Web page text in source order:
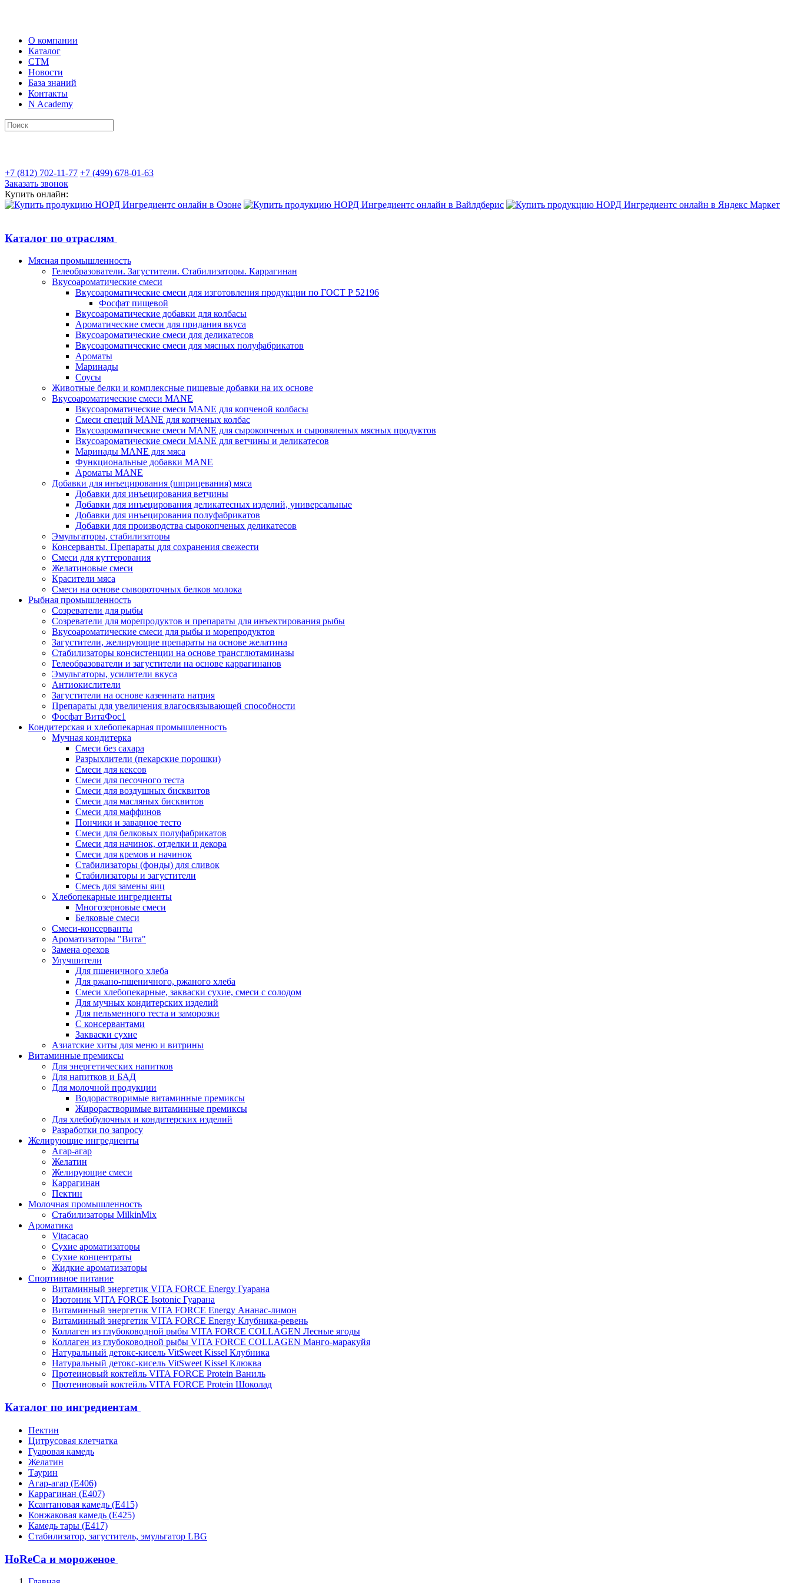
О компании
Каталог
СТМ
Новости
База знаний
Контакты
N Academy
+7 (812) 702-11-77 +7 (499) 678-01-63
Заказать звонок
Купить онлайн:
Каталог по отраслям
Мясная промышленность
Гелеобразователи. Загустители. Стабилизаторы. Каррагинан
Вкусоароматические смеси
Вкусоароматические смеси для изготовления продукции по ГОСТ Р 52196
Фосфат пищевой
Вкусоароматические добавки для колбасы
Ароматические смеси для придания вкуса
Вкусоароматические смеси для деликатесов
Вкусоароматические смеси для мясных полуфабрикатов
Ароматы
Маринады
Соусы
Животные белки и комплексные пищевые добавки на их основе
Вкусоароматические смеси MANE
Вкусоароматические смеси MANE для копченой колбасы
Смеси специй MANE для копченых колбас
Вкусоароматические смеси MANE для сырокопченых и сыровяленых мясных продуктов
Вкусоароматические смеси MANE для ветчины и деликатесов
Маринады MANE для мяса
Функциональные добавки MANE
Ароматы MANE
Добавки для инъецирования (шприцевания) мяса
Добавки для инъецирования ветчины
Добавки для инъецирования деликатесных изделий, универсальные
Добавки для инъецирования полуфабрикатов
Добавки для производства сырокопченых деликатесов
Эмульгаторы, стабилизаторы
Консерванты. Препараты для сохранения свежести
Смеси для куттерования
Желатиновые смеси
Красители мяса
Смеси на основе сывороточных белков молока
Рыбная промышленность
Созреватели для рыбы
Созреватели для морепродуктов и препараты для инъектирования рыбы
Вкусоароматические смеси для рыбы и морепродуктов
Загустители, желирующие препараты на основе желатина
Стабилизаторы консистенции на основе трансглютаминазы
Гелеобразователи и загустители на основе каррагинанов
Эмульгаторы, усилители вкуса
Антиокислители
Загустители на основе казеината натрия
Препараты для увеличения влагосвязывающей способности
Фосфат ВитаФос1
Кондитерская и хлебопекарная промышленность
Мучная кондитерка
Смеси без сахара
Разрыхлители (пекарские порошки)
Смеси для кексов
Смеси для песочного теста
Смеси для воздушных бисквитов
Смеси для масляных бисквитов
Смеси для маффинов
Пончики и заварное тесто
Cмеси для белковых полуфабрикатов
Смеси для начинок, отделки и декора
Смеси для кремов и начинок
Стабилизаторы (фонды) для сливок
Стабилизаторы и загустители
Смесь для замены яиц
Хлебопекарные ингредиенты
Многозерновые смеси
Белковые смеси
Смеси-консерванты
Ароматизаторы "Вита"
Замена орехов
Улучшители
Для пшеничного хлеба
Для ржано-пшеничного, ржаного хлеба
Смеси хлебопекарные, закваски сухие, смеси с солодом
Для мучных кондитерских изделий
Для пельменного теста и заморозки
С консервантами
Закваски сухие
Азиатские хиты для меню и витрины
Витаминные премиксы
Для энергетических напитков
Для напитков и БАД
Для молочной продукции
Водорастворимые витаминные премиксы
Жирорастворимые витаминные премиксы
Для хлебобулочных и кондитерских изделий
Разработки по запросу
Желирующие ингредиенты
Агар-агар
Желатин
Желирующие смеси
Каррагинан
Пектин
Молочная промышленность
Стабилизаторы MilkinMix
Ароматика
Vitacacao
Сухие ароматизаторы
Сухие концентраты
Жидкие ароматизаторы
Спортивное питание
Витаминный энергетик VITA FORCE Energy Гуарана
Изотоник VITA FORCE Isotonic Гуарана
Витаминный энергетик VITA FORCE Energy Ананас-лимон
Витаминный энергетик VITA FORCE Energy Клубника-ревень
Коллаген из глубоководной рыбы VITA FORCE COLLAGEN Лесные ягоды
Коллаген из глубоководной рыбы VITA FORCE COLLAGEN Манго-маракуйя
Натуральный детокс-кисель VitSweet Kissel Клубника
Натуральный детокс-кисель VitSweet Kissel Клюква
Протеиновый коктейль VITA FORCE Protein Ваниль
Протеиновый коктейль VITA FORCE Protein Шоколад
Каталог по ингредиентам
Пектин
Цитрусовая клетчатка
Гуаровая камедь
Желатин
Таурин
Агар-агар (Е406)
Каррагинан (Е407)
Ксантановая камедь (Е415)
Конжаковая камедь (Е425)
Камедь тары (Е417)
Стабилизатор, загуститель, эмульгатор LBG
HoReCa и мороженое